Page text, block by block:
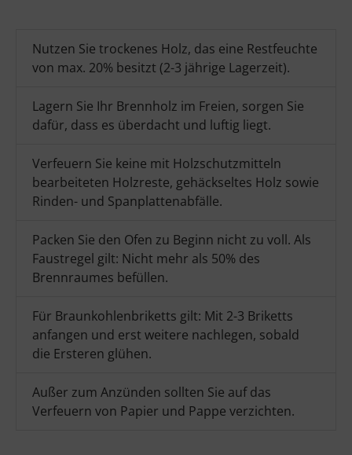
Nutzen Sie trockenes Holz, das eine Restfeuchte
von max. 20% besitzt (2-3 jährige Lagerzeit).
Lagern Sie Ihr Brennholz im Freien, sorgen Sie
dafür, dass es überdacht und luftig liegt.
Verfeuern Sie keine mit Holzschutzmitteln
bearbeiteten Holzreste, gehäckseltes Holz sowie
Rinden- und Spanplattenabfälle.
Packen Sie den Ofen zu Beginn nicht zu voll. Als
Faustregel gilt: Nicht mehr als 50% des
Brennraumes befüllen.
Für Braunkohlenbriketts gilt: Mit 2-3 Briketts
anfangen und erst weitere nachlegen, sobald
die Ersteren glühen.
Außer zum Anzünden sollten Sie auf das
Verfeuern von Papier und Pappe verzichten.